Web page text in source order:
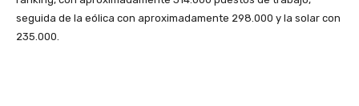
seguida de la eólica con aproximadamente 298.000 y la solar con
235.000.